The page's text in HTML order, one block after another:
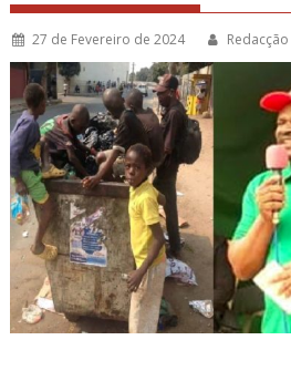
27 de Fevereiro de 2024 Redacção